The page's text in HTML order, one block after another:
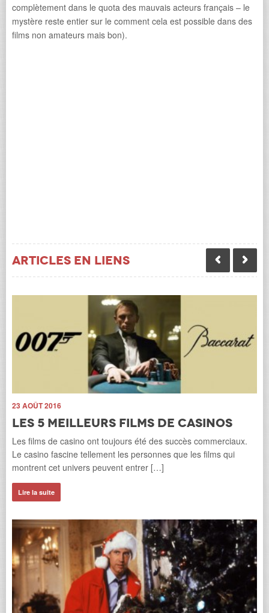
complètement dans le quota des mauvais acteurs français – le
mystère reste entier sur le comment cela est possible dans des
films non amateurs mais bon).
Articles en liens
23 AOÛT 2016
Les 5 meilleurs films de casinos
Les films de casino ont toujours été des succès commerciaux.
Le casino fascine tellement les personnes que les films qui
montrent cet univers peuvent entrer […]
Lire la suite